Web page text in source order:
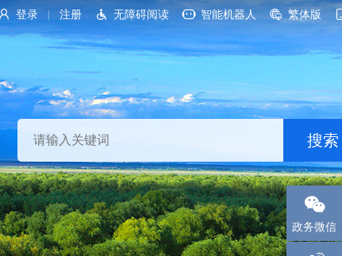
登录 注册 无障碍阅读 智能机器人 繁体版
政务微信